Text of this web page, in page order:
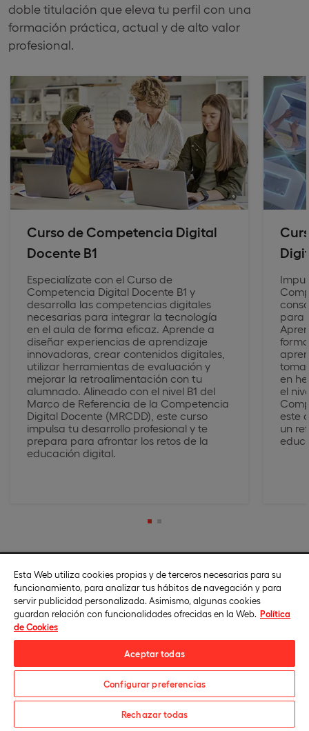
doble titulación que eleva tu perfil con una
formación práctica, actual y de alto valor
profesional.
Curso de Competencia Digital
Docente B1
Especialízate con el Curso de
Competencia Digital Docente B1 y
desarrolla las competencias digitales
necesarias para integrar la tecnología
en el aula de forma eficaz. Aprende a
diseñar experiencias de aprendizaje
innovadoras, crear contenidos digitales,
utilizar herramientas de evaluación y
mejorar la retroalimentación con tu
alumnado. Alineado con el nivel B1 del
Marco de Referencia de la Competencia
Digital Docente (MRCDD), este curso
impulsa tu desarrollo profesional y te
prepara para afrontar los retos de la
educación digital.
para
en
el
este
un
Salidas profesionales
Tras finalizar la maestría oficial en Inteligencia Emocional
especializado en educación emocional en:
Colegios de educación infantil, primaria, secundaria y
Solicita información
Esta Web utiliza cookies propias y de terceros necesarias para su
funcionamiento, para analizar tus hábitos de navegación y para
servir publicidad personalizada. Asimismo, algunas cookies
guardan relación con funcionalidades ofrecidas en la Web. Política
de Cookies
Aceptar todas
Configurar preferencias
Rechazar todas